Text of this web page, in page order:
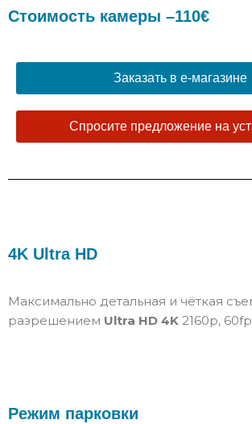
Стоимость камеры –110€
Заказать в е-магазине
Спросите предложение на
4K Ultra HD
Максимально детальная и чёткая
разрешением Ultra HD 4K 2160p,
Режим парковки